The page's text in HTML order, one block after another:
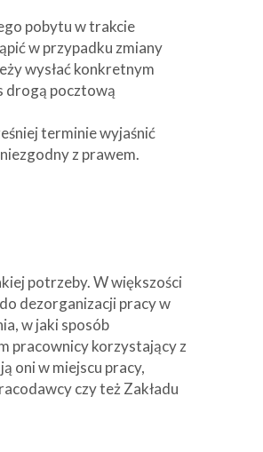
pobytu w trakcie
w przypadku zmiany
wysłać konkretnym
drogą pocztową
terminie wyjaśnić
z prawem.
potrzeby. W większości
dezorganizacji pracy w
w jaki sposób
pracownicy korzystający z
oni w miejscu pracy,
czy też Zakładu